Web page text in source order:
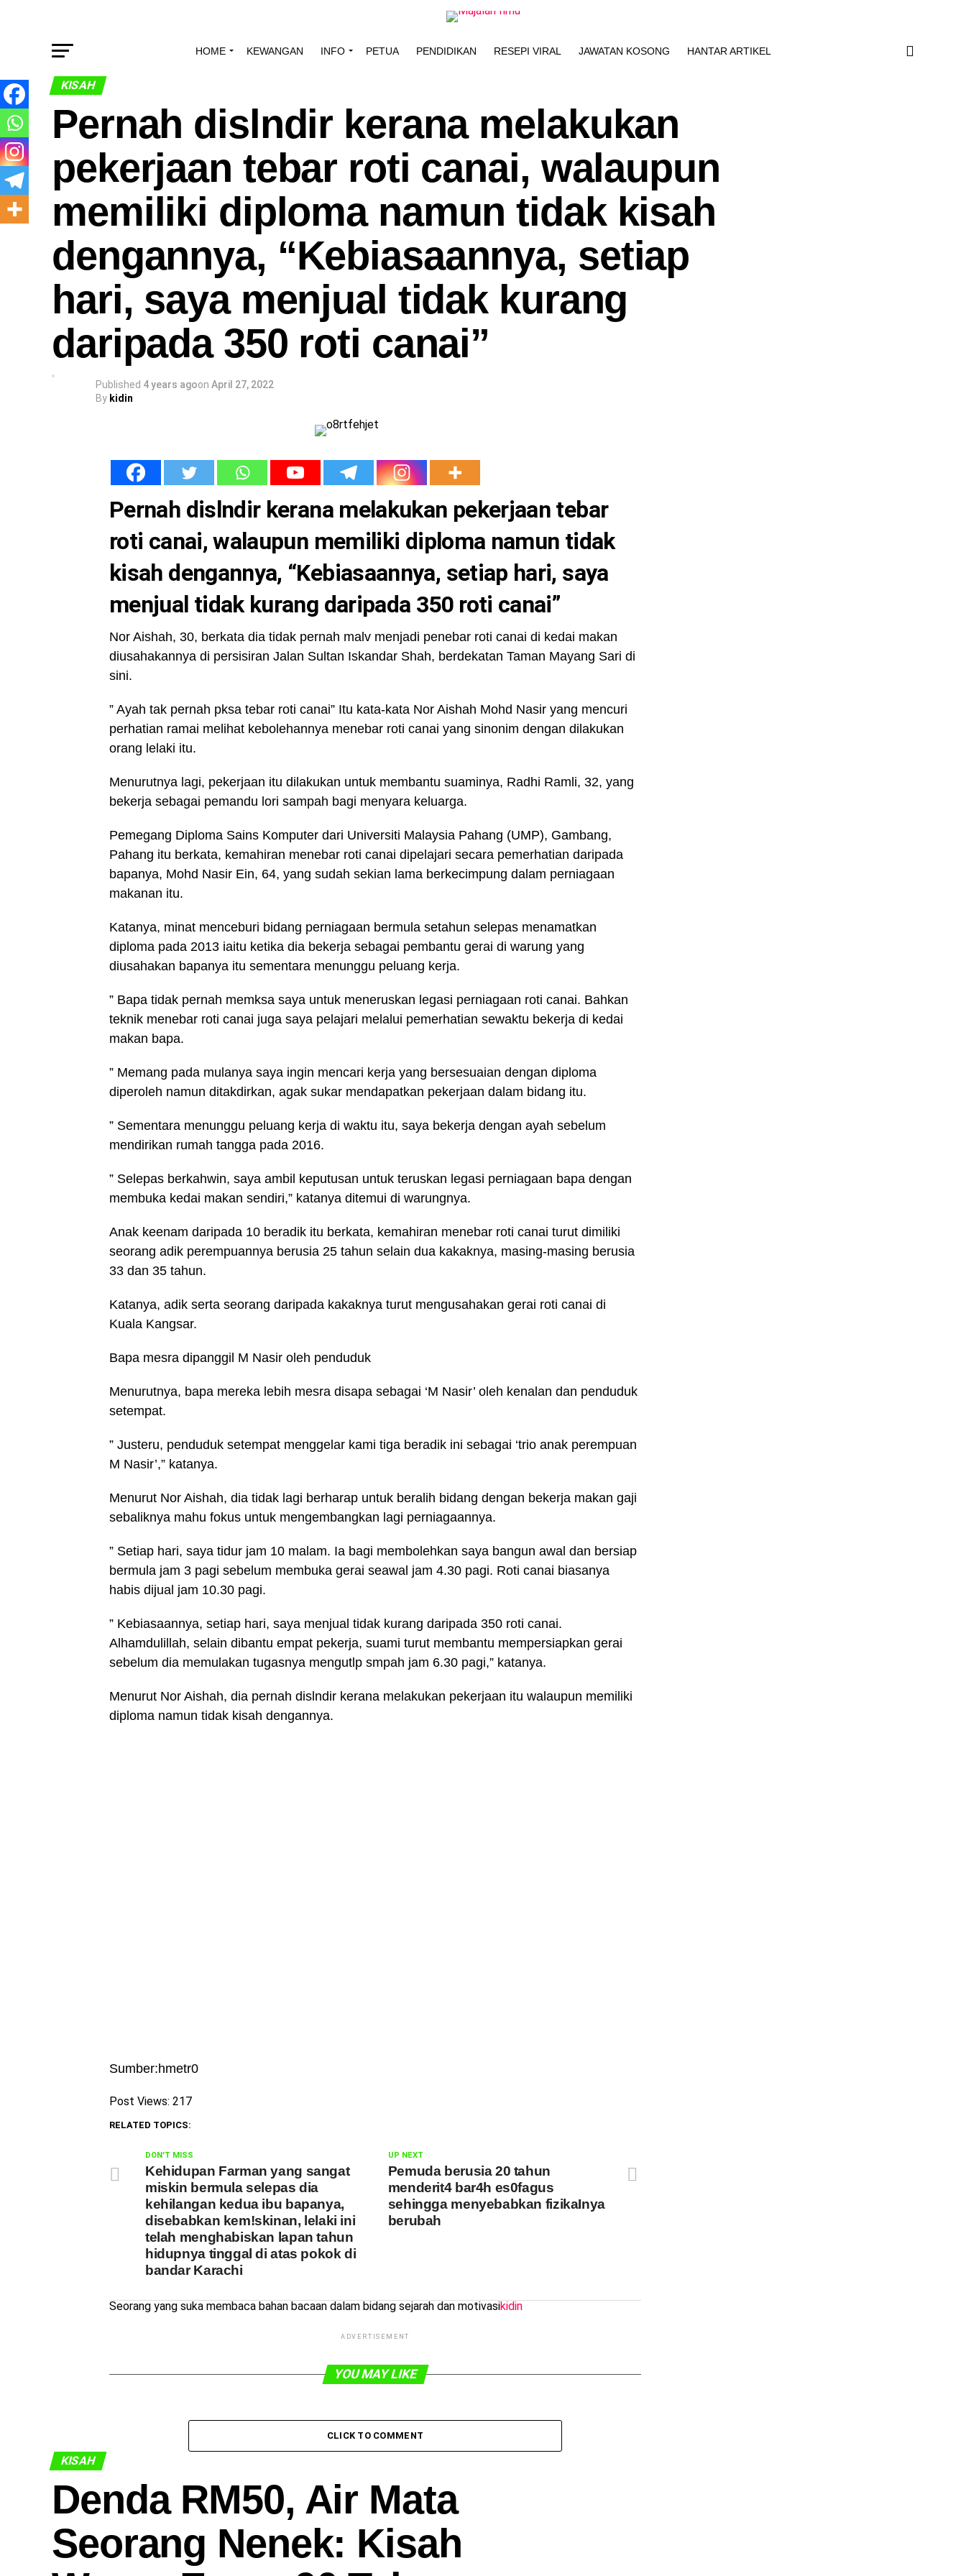
HOME KEWANGAN INFO PETUA PENDIDIKAN RESEPI VIRAL JAWATAN KOSONG HANTAR ARTIKEL
KISAH
Pernah dislndir kerana melakukan
pekerjaan tebar roti canai, walaupun
memiliki diploma namun tidak kisah
dengannya, “Kebiasaannya, setiap
hari, saya menjual tidak kurang
daripada 350 roti canai”
Published 4 years agoon April 27, 2022
By kidin
Pernah dislndir kerana melakukan pekerjaan tebar
roti canai, walaupun memiliki diploma namun tidak
kisah dengannya, “Kebiasaannya, setiap hari, saya
menjual tidak kurang daripada 350 roti canai”
Nor Aishah, 30, berkata dia tidak pernah malv menjadi penebar roti canai di kedai makan
diusahakannya di persisiran Jalan Sultan Iskandar Shah, berdekatan Taman Mayang Sari di
sini.
” Ayah tak pernah pksa tebar roti canai” Itu kata-kata Nor Aishah Mohd Nasir yang mencuri
perhatian ramai melihat kebolehannya menebar roti canai yang sinonim dengan dilakukan
orang lelaki itu.
Menurutnya lagi, pekerjaan itu dilakukan untuk membantu suaminya, Radhi Ramli, 32, yang
bekerja sebagai pemandu lori sampah bagi menyara keluarga.
Pemegang Diploma Sains Komputer dari Universiti Malaysia Pahang (UMP), Gambang,
Pahang itu berkata, kemahiran menebar roti canai dipelajari secara pemerhatian daripada
bapanya, Mohd Nasir Ein, 64, yang sudah sekian lama berkecimpung dalam perniagaan
makanan itu.
Katanya, minat menceburi bidang perniagaan bermula setahun selepas menamatkan
diploma pada 2013 iaitu ketika dia bekerja sebagai pembantu gerai di warung yang
diusahakan bapanya itu sementara menunggu peluang kerja.
” Bapa tidak pernah memksa saya untuk meneruskan legasi perniagaan roti canai. Bahkan
teknik menebar roti canai juga saya pelajari melalui pemerhatian sewaktu bekerja di kedai
makan bapa.
” Memang pada mulanya saya ingin mencari kerja yang bersesuaian dengan diploma
diperoleh namun ditakdirkan, agak sukar mendapatkan pekerjaan dalam bidang itu.
” Sementara menunggu peluang kerja di waktu itu, saya bekerja dengan ayah sebelum
mendirikan rumah tangga pada 2016.
” Selepas berkahwin, saya ambil keputusan untuk teruskan legasi perniagaan bapa dengan
membuka kedai makan sendiri,” katanya ditemui di warungnya.
Anak keenam daripada 10 beradik itu berkata, kemahiran menebar roti canai turut dimiliki
seorang adik perempuannya berusia 25 tahun selain dua kakaknya, masing-masing berusia
33 dan 35 tahun.
Katanya, adik serta seorang daripada kakaknya turut mengusahakan gerai roti canai di
Kuala Kangsar.
Bapa mesra dipanggil M Nasir oleh penduduk
Menurutnya, bapa mereka lebih mesra disapa sebagai ‘M Nasir’ oleh kenalan dan penduduk
setempat.
” Justeru, penduduk setempat menggelar kami tiga beradik ini sebagai ‘trio anak perempuan
M Nasir’,” katanya.
Menurut Nor Aishah, dia tidak lagi berharap untuk beralih bidang dengan bekerja makan gaji
sebaliknya mahu fokus untuk mengembangkan lagi perniagaannya.
” Setiap hari, saya tidur jam 10 malam. Ia bagi membolehkan saya bangun awal dan bersiap
bermula jam 3 pagi sebelum membuka gerai seawal jam 4.30 pagi. Roti canai biasanya
habis dijual jam 10.30 pagi.
” Kebiasaannya, setiap hari, saya menjual tidak kurang daripada 350 roti canai.
Alhamdulillah, selain dibantu empat pekerja, suami turut membantu mempersiapkan gerai
sebelum dia memulakan tugasnya mengutlp smpah jam 6.30 pagi,” katanya.
Menurut Nor Aishah, dia pernah dislndir kerana melakukan pekerjaan itu walaupun memiliki
diploma namun tidak kisah dengannya.
Sumber:hmetr0
Post Views: 217
RELATED TOPICS:
UP NEXT
Pemuda berusia 20 tahun
menderit4 bar4h es0fagus
sehingga menyebabkan fizikaInya
berubah
DON'T MISS
Kehidupan Farman yang sangat
miskin bermula selepas dia
kehilangan kedua ibu bapanya,
disebabkan kem!skinan, lelaki ini
telah menghabiskan lapan tahun
hidupnya tinggal di atas pokok di
bandar Karachi
kidin
Seorang yang suka membaca bahan bacaan dalam bidang sejarah dan motivasi
ADVERTISEMENT
YOU MAY LIKE
CLICK TO COMMENT
KISAH
Denda RM50, Air Mata
Seorang Nenek: Kisah